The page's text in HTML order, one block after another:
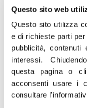
Questo sito web
Questo sito utilizza
e di richieste parti
pubblicità,
interessi.
questa pagina o
acconsenti usare i
consultare
canoni.
“Una pagina intera
per chiedere al
ministri Gualtieri,
di tutti i canoni fissi,
fase post Covid, un
delle aree in